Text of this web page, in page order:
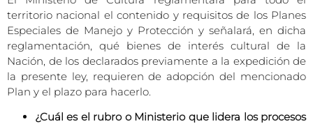
territorio nacional el contenido y requisitos de los Planes
Especiales de Manejo y Protección y señalará, en dicha
reglamentación, qué bienes de interés cultural de la
Nación, de los declarados previamente a la expedición de
la presente ley, requieren de adopción del mencionado
Plan y el plazo para hacerlo.
¿Cuál es el rubro o Ministerio que lidera los procesos